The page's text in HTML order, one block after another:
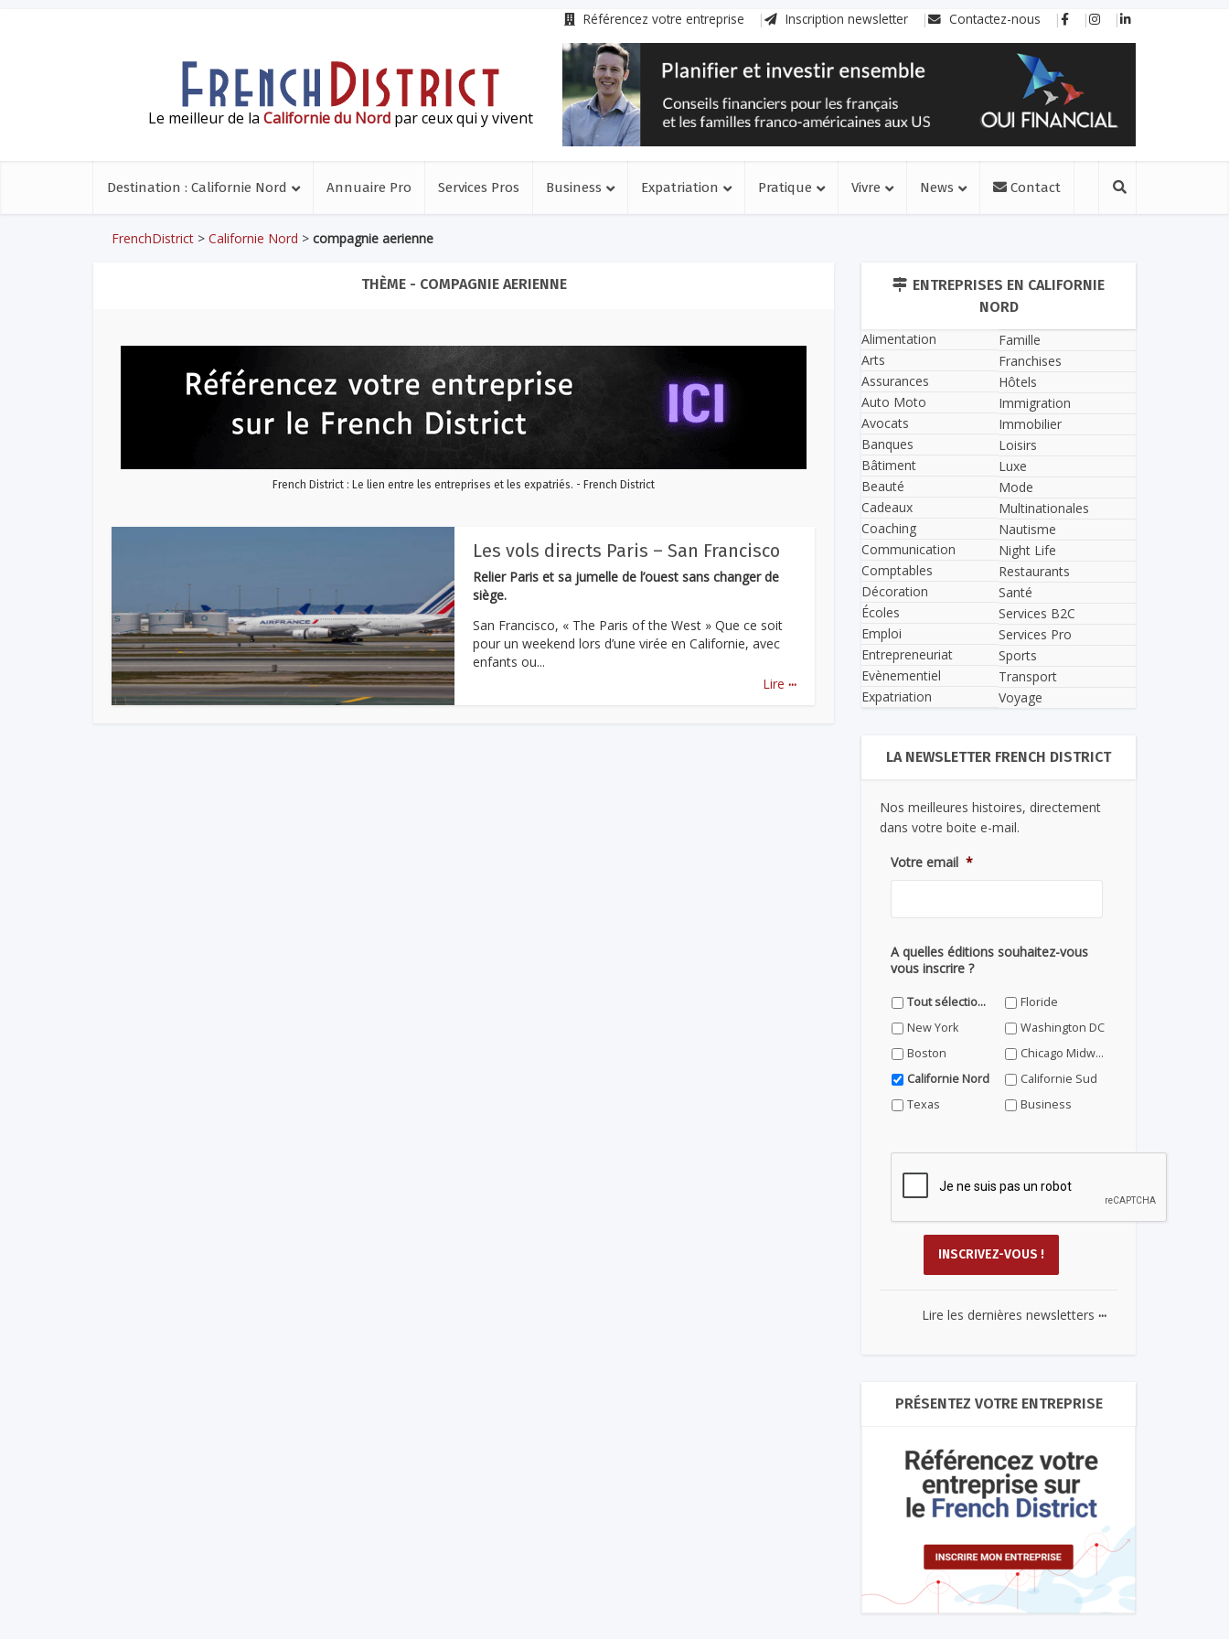
Référencez votre entreprise Inscription newsletter Contactez-nous
Le meilleur de la Californie du Nord par ceux qui y vivent
Destination : Californie Nord Annuaire Pro Services Pros Business Expatriation Pratique Vivre News Contact
FrenchDistrict > Californie Nord > compagnie aerienne
THÈME - COMPAGNIE AERIENNE
French District : Le lien entre les entreprises et les expatriés. - French District
Les vols directs Paris – San Francisco
Relier Paris et sa jumelle de l’ouest sans changer de
siège.
San Francisco, « The Paris of the West » Que ce soit
pour un weekend lors d’une virée en Californie, avec
enfants ou...
Lire ...
ENTREPRISES EN CALIFORNIE
NORD
Alimentation
Arts
Assurances
Auto Moto
Avocats
Banques
Bâtiment
Beauté
Cadeaux
Coaching
Communication
Comptables
Décoration
Écoles
Emploi
Entrepreneuriat
Evènementiel
Expatriation
Famille
Franchises
Hôtels
Immigration
Immobilier
Loisirs
Luxe
Mode
Multinationales
Nautisme
Night Life
Restaurants
Santé
Services B2C
Services Pro
Sports
Transport
Voyage
LA NEWSLETTER FRENCH DISTRICT
Nos meilleures histoires, directement
dans votre boite e-mail.
Votre email *
A quelles éditions souhaitez-vous
vous inscrire ?
Tout sélectionner
Floride
New York
Washington DC
Boston
Chicago Midwest
Californie Nord
Californie Sud
Texas
Business
Lire les dernières newsletters ...
PRÉSENTEZ VOTRE ENTREPRISE